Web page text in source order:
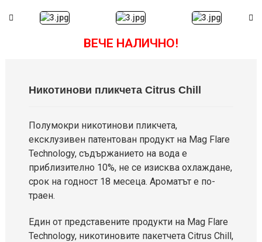
ВЕЧЕ НАЛИЧНО!
Никотинови пликчета Citrus Chill
Полумокри никотинови пликчета,
ексклузивен патентован продукт на Mag Flare
Technology, съдържанието на вода е
приблизително 10%, не се изисква охлаждане,
срок на годност 18 месеца. Ароматът е по-
траен.
Един от представените продукти на Mag Flare
Technology, никотиновите пакетчета Citrus Chill,